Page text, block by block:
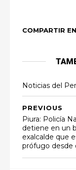
COMPARTIR
Noticias del
PREVIOUS
Piura: Policía
detiene en un
exalcalde que
prófugo desde